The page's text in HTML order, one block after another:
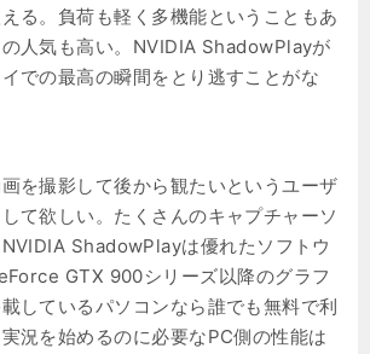
る。負荷も軽く多機能ということもあ
人気も高い。NVIDIA ShadowPlayが
での最高の瞬間をとり逃すことがな
を撮影して後から観たいというユーザ
て欲しい。たくさんのキャプチャーソ
ShadowPlayは優れたソフトウ
GTX 900シリーズ以降のグラフ
しているパソコンなら誰でも無料で利
況を始めるのに必要なPC側の性能は